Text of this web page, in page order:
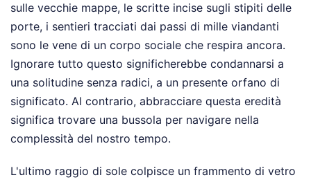
sulle vecchie mappe, le scritte incise sugli stipiti delle
porte, i sentieri tracciati dai passi di mille viandanti
sono le vene di un corpo sociale che respira ancora.
Ignorare tutto questo significherebbe condannarsi a
una solitudine senza radici, a un presente orfano di
significato. Al contrario, abbracciare questa eredità
significa trovare una bussola per navigare nella
complessità del nostro tempo.
L'ultimo raggio di sole colpisce un frammento di vetro